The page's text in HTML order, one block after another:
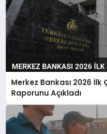
Merkez Bankası 2026
Raporunu Açıkladı